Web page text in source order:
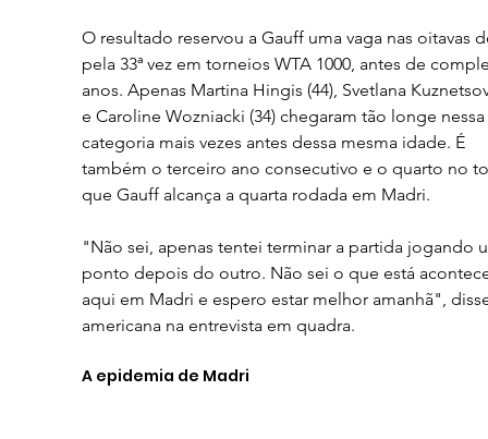
O resultado reservou a Gauff uma vaga nas oitavas
pela 33ª vez em torneios WTA 1000, antes de
anos. Apenas Martina Hingis (44), Svetlana
e Caroline Wozniacki (34) chegaram tão longe nessa
categoria mais vezes antes dessa mesma idade. É
também o terceiro ano consecutivo e o quarto no
que Gauff alcança a quarta rodada em Madri.
"Não sei, apenas tentei terminar a partida jogando
ponto depois do outro. Não sei o que está
aqui em Madri e espero estar melhor amanhã",
americana na entrevista em quadra.
A epidemia de Madri